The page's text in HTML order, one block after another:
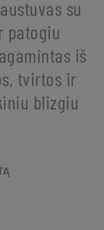
su
patogiu
iš
tvirtos ir
blizgiu